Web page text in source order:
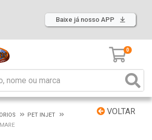
Baixe já nosso APP
0
VOLTAR
PET INJET